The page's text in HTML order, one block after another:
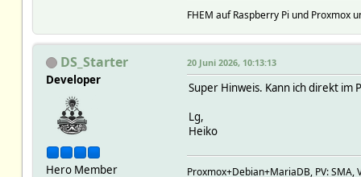
# 2026-06-19 08:20:16 2026-
# 2026-06-19 08:20:16 2026-
# 2026-06-19 08:20:16 2026-
FHEM auf Raspberry Pi und Proxmox
DS_Starter
Developer
Hero Member
20 Juni 2026, 10:13:13
Super Hinweis. Kann ich direkt
Lg,
Heiko
Proxmox+Debian+MariaDB, PV: SMA,